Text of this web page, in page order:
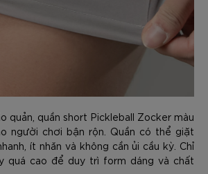
quản, quần short Pickleball Zocker màu
người chơi bận rộn. Quần có thể giặt
ít nhăn và không cần ủi cầu kỳ. Chỉ
quá cao để duy trì form dáng và chất